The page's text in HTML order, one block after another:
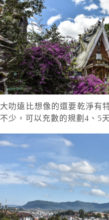
大叻遠比想像的還要乾淨有
不少，可以充數的規劃4、5